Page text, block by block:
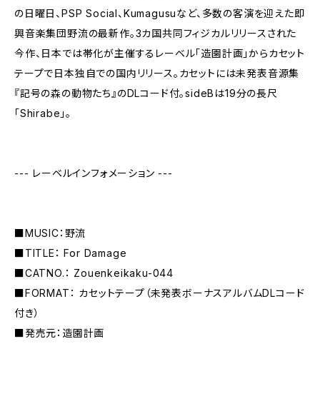
の日曜日、PSP Social、Kumagusuなど、多数の客演を迎えた即
興音楽集団野流の最新作。3カ国共同フィジカルリリースされた
今作、日本では帯化が主催するレーベル「造園計画」からカセット
テープで日本独自での国内リリース。カセットには未発表音源集
『記号の森の動物たち』のDLコード付。sideBは19分の長尺
「Shirabe」。
--- レーベルインフォメーション ---
■MUSIC：野流
■TITLE： For Damage
■CATNO.： Zouenkeikaku-044
■FORMAT： カセットテープ（未発表ボーナスアルバムDLコード
付き）
■発売元：造園計画